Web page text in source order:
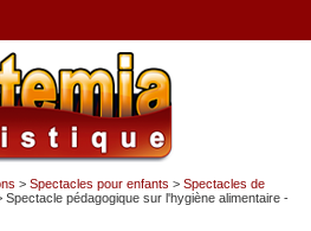
> Spectacles pour enfants > Spectacles de
Spectacle pédagogique sur l'hygiène alimentaire -